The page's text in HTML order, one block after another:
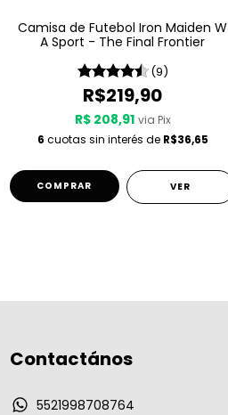
Camisa de Futebol Iron Maiden W
A Sport - The Final Frontier
(9)
R$219,90
R$ 208,91 via Pix
6 cuotas sin interés de R$36,65
COMPRAR VER
Contactános
5521998708764